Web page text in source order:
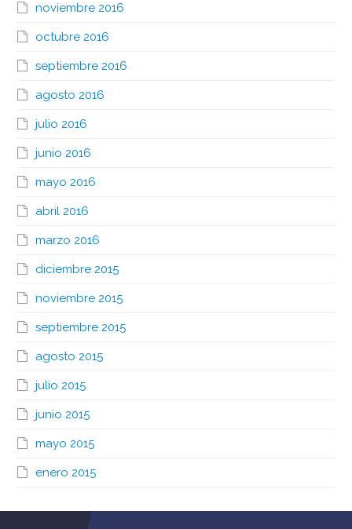
noviembre 2016
octubre 2016
septiembre 2016
agosto 2016
julio 2016
junio 2016
mayo 2016
abril 2016
marzo 2016
diciembre 2015
noviembre 2015
septiembre 2015
agosto 2015
julio 2015
junio 2015
mayo 2015
enero 2015